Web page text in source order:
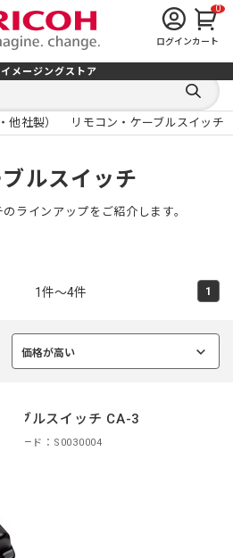
ログイン
0
カート
メージングストア
キ
ー
検
索
す
る
他社製） リモコン・ケーブルスイッチ
ルスイッチ
ラインアップをご紹介します。
1件～4件 1
価格が高い
選
ーブルスイッチ CA-3
品コード：S0030004